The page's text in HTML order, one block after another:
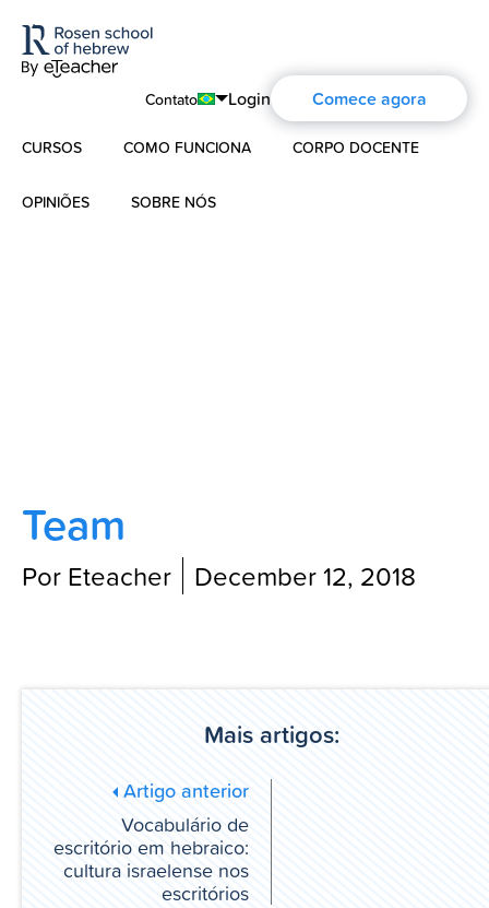
Contato
English
Português
Login Comece agora
CURSOS
Hebraico Moderno
COMO FUNCIONA CORPO DOCENTE
OPINIÕES SOBRE NÓS
Team
Por Eteacher December 12, 2018
Mais artigos:
Artigo anterior
Vocabulário de
escritório em hebraico:
cultura israelense nos
escritórios